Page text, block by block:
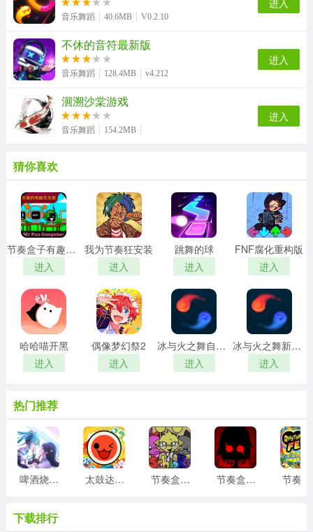
音乐舞蹈 40.6MB V0.2.10
不休的音符最新版
音乐舞蹈 128.4MB v4.212
进入
洄溯沙棠游戏
音乐舞蹈 154.2MB
进入
猜你喜欢
节奏盒子有趣的电脑先生游戏
进入
我为节奏狂安装
进入
跳舞的球
进入
FNF腐化重构版
进入
哈哈喵开黑
进入
偶像梦幻祭2
进入
冰与火之舞自制谱
进入
冰与火之舞新宇宙
进入
热门推荐
啤酒烧烤中文版 太鼓达人中文版 节奏盒子Sprunki大学校园青春版 节奏盒子sprunki2025血雨模组
下载排行